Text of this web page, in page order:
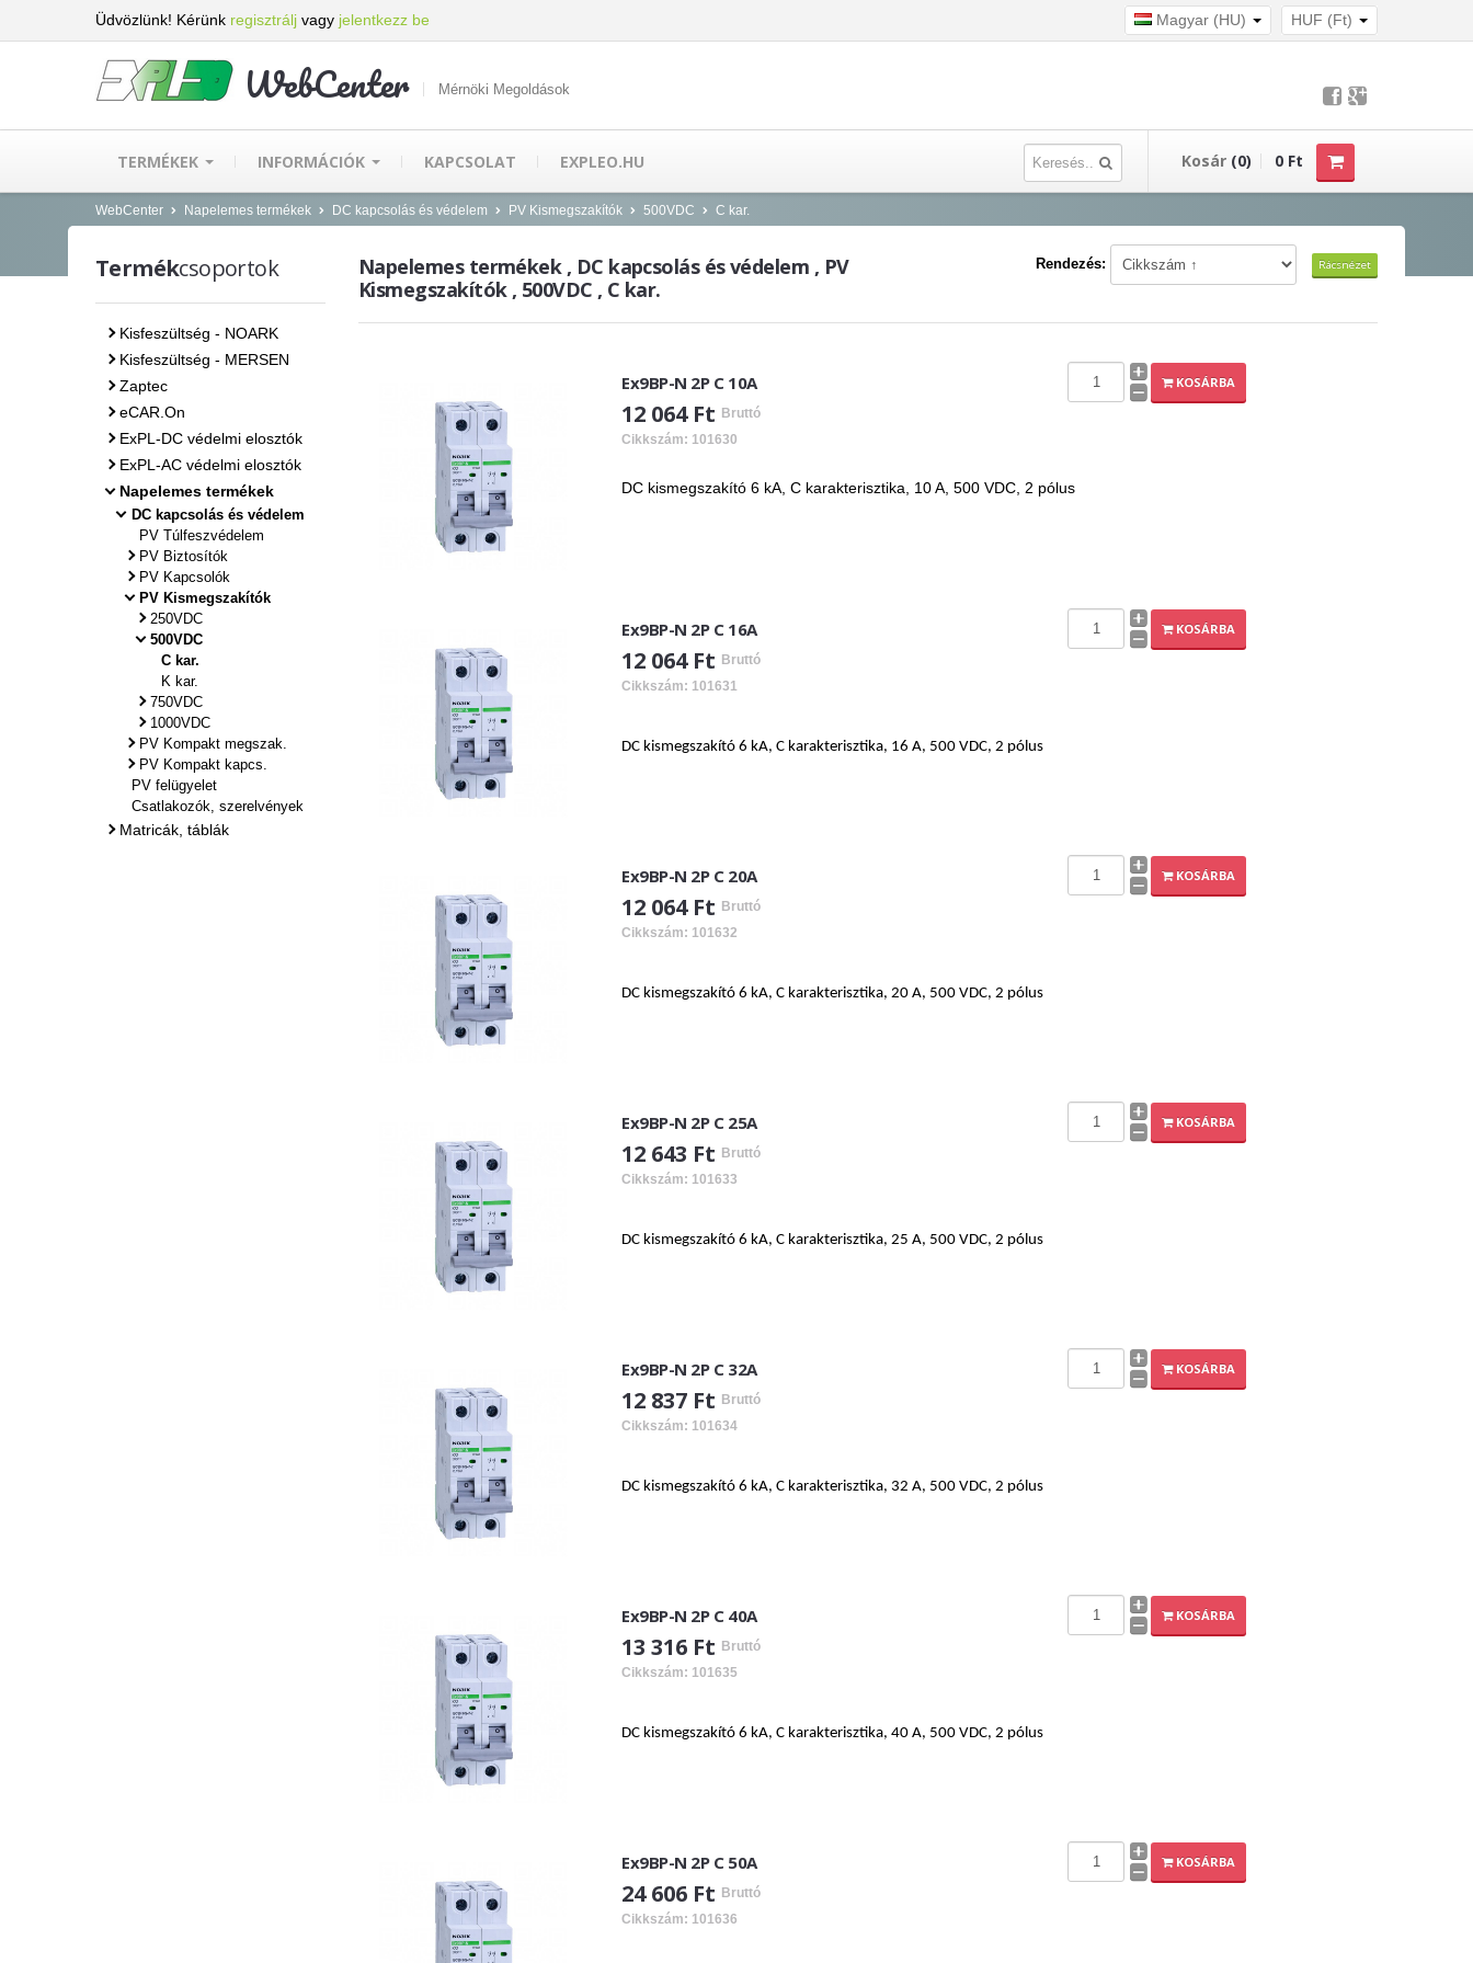
Üdvözlünk! Kérünk regisztrálj vagy jelentkezz be Magyar (HU) HUF (Ft)
WebCenter Mérnöki Megoldások
TERMÉKEK INFORMÁCIÓK KAPCSOLAT EXPLEO.HU Kosár (0) 0 Ft
WebCenter Napelemes termékek DC kapcsolás és védelem PV Kismegszakítók 500VDC C kar.
Termékcsoportok
Kisfeszültség - NOARK
Kisfeszültség - MERSEN
Zaptec
eCAR.On
ExPL-DC védelmi elosztók
ExPL-AC védelmi elosztók
Napelemes termékek
DC kapcsolás és védelem
PV Túlfeszvédelem
PV Biztosítók
PV Kapcsolók
PV Kismegszakítók
250VDC
500VDC
C kar.
K kar.
750VDC
1000VDC
PV Kompakt megszak.
PV Kompakt kapcs.
PV felügyelet
Csatlakozók, szerelvények
Matricák, táblák
Napelemes termékek , DC kapcsolás és védelem , PV
Kismegszakítók , 500VDC , C kar.
Rendezés: Rácsnézet
Ex9BP-N 2P C 10A
12 064 Ft Bruttó
Cikkszám: 101630
KOSÁRBA
DC kismegszakító 6 kA, C karakterisztika, 10 A, 500 VDC, 2 pólus
Ex9BP-N 2P C 16A
12 064 Ft Bruttó
Cikkszám: 101631
KOSÁRBA
DC kismegszakító 6 kA, C karakterisztika, 16 A, 500 VDC, 2 pólus
Ex9BP-N 2P C 20A
12 064 Ft Bruttó
Cikkszám: 101632
KOSÁRBA
DC kismegszakító 6 kA, C karakterisztika, 20 A, 500 VDC, 2 pólus
Ex9BP-N 2P C 25A
12 643 Ft Bruttó
Cikkszám: 101633
KOSÁRBA
DC kismegszakító 6 kA, C karakterisztika, 25 A, 500 VDC, 2 pólus
Ex9BP-N 2P C 32A
12 837 Ft Bruttó
Cikkszám: 101634
KOSÁRBA
DC kismegszakító 6 kA, C karakterisztika, 32 A, 500 VDC, 2 pólus
Ex9BP-N 2P C 40A
13 316 Ft Bruttó
Cikkszám: 101635
KOSÁRBA
DC kismegszakító 6 kA, C karakterisztika, 40 A, 500 VDC, 2 pólus
Ex9BP-N 2P C 50A
24 606 Ft Bruttó
Cikkszám: 101636
KOSÁRBA